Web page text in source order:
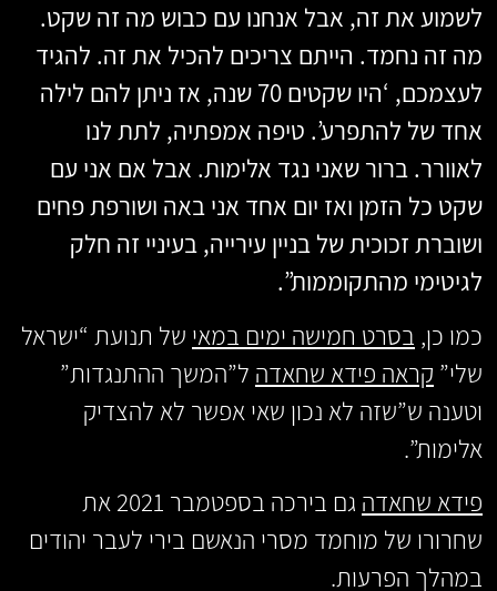
לשמוע את זה, אבל אנחנו עם כבוש מה זה שקט.
מה זה נחמד. הייתם צריכים להכיל את זה. להגיד
לעצמכם, ‘היו שקטים 70 שנה, אז ניתן להם לילה
אחד של להתפרע’. טיפה אמפתיה, לתת לנו
לאוורר. ברור שאני נגד אלימות. אבל אם אני עם
שקט כל הזמן ואז יום אחד אני באה ושורפת פחים
ושוברת זכוכית של בניין עירייה, בעיניי זה חלק
לגיטימי מהתקוממות”.
כמו כן, בסרט חמישה ימים במאי של תנועת “ישראל
שלי” קראה פידא שחאדה ל”המשך ההתנגדות”
וטענה ש”שזה לא נכון שאי אפשר לא להצדיק
אלימות”.
פידא שחאדה
גם בירכה בספטמבר 2021 את
שחרורו של מוחמד מסרי הנאשם בירי לעבר יהודים
במהלך הפרעות.